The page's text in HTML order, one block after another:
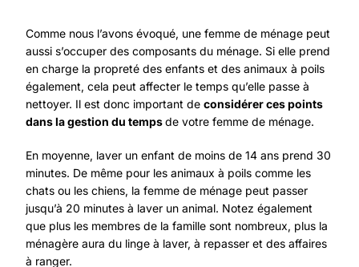
Comme nous l’avons évoqué, une femme de ménage peut
aussi s’occuper des composants du ménage. Si elle prend
en charge la propreté des enfants et des animaux à poils
également, cela peut affecter le temps qu’elle passe à
nettoyer. Il est donc important de considérer ces points
dans la gestion du tempsde votre femme de ménage.
En moyenne, laver un enfant de moins de 14 ans prend 30
minutes. De même pour les animaux à poils comme les
chats ou les chiens, la femme de ménage peut passer
jusqu’à 20 minutes à laver un animal. Notez également
que plus les membres de la famille sont nombreux, plus la
ménagère aura du linge à laver, à repasser et des affaires
à ranger.